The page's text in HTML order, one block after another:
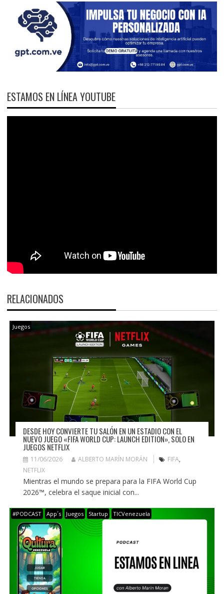
ESTAMOS EN LÍNEA YOUTUBE
RELACIONADOS
Juegos
DESDE HOY CONVIERTE TU SALÓN EN UN ESTADIO CON EL
NUEVO JUEGO «FIFA WORLD CUP: LAUNCH EDITION», SOLO EN
JUEGOS NETFLIX
11/06/2026 ALBERTO MARÍN MORÁN FIFA,
NETFLIX
Mientras el mundo se prepara para la FIFA World Cup
2026™, celebra el saque inicial con...
#PODCAST App´s Juegos Startup TICVenezuela